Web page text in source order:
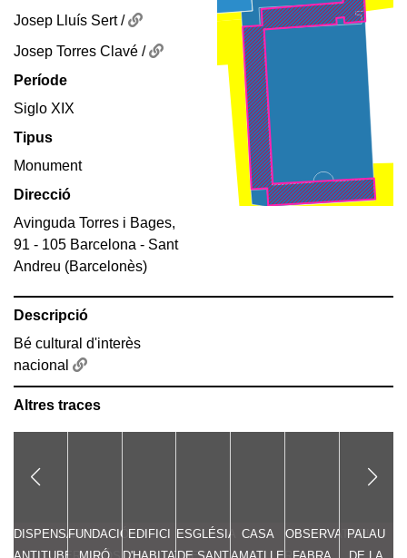
Josep Lluís Sert /
Josep Torres Clavé /
Període
Siglo XIX
Tipus
Monument
Direcció
Avinguda Torres i Bages,
91 - 105 Barcelona - Sant
Andreu (Barcelonès)
Descripció
Bé cultural d'interès
nacional
Altres traces
DISPENSARIFUNDACIÓ EDIFICI
ESGLÉSIA
CASA
OBSERVATORI
PALAU